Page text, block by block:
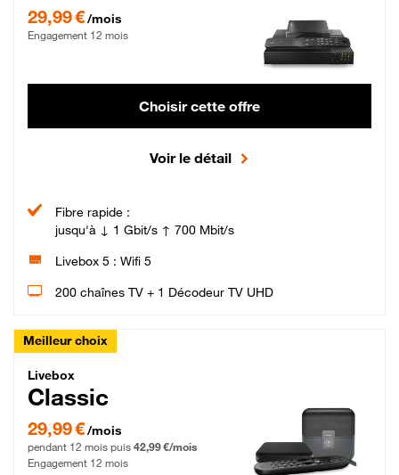
29,99 €/mois
Engagement 12 mois
Choisir cette offre
Voir le détail
Fibre rapide :
jusqu'à ↓ 1 Gbit/s ↑ 700 Mbit/s
Livebox 5 : Wifi 5
200 chaînes TV + 1 Décodeur TV UHD
Meilleur choix
Livebox Classic Fibre
Livebox
Classic
29,99 € par mois pendant 12 mois puis 42,99 € par mois, Engagement 12 mois
29,99 €/mois
pendant 12 mois puis 42,99 €/mois
Engagement 12 mois